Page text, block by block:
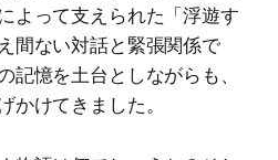
よって支えられた「浮遊す
間ない対話と緊張関係で
記憶を土台としながらも、
かけてきました。